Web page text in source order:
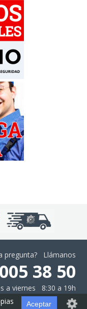
pregunta? Llámanos
38 50
a viernes 8:30 a 19h
Aceptar